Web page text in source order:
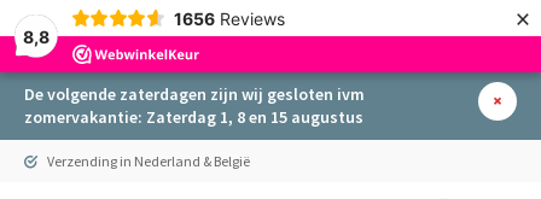
8,8
1656 Reviews ×
De volgende zaterdagen zijn wij gesloten ivm
zomervakantie: Zaterdag 1, 8 en 15 augustus
Verzending in Nederland & België